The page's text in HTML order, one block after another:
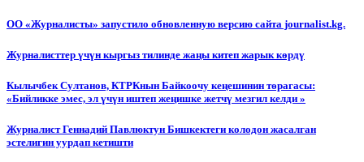
ОО «Журналисты» запустило обновленную версию сайта journalist.kg.
Журналисттер үчүн кыргыз тилинде жаңы китеп жарык көрдү
Кылычбек Султанов, КТРКнын Байкоочу кеңешинин төрагасы:
«Бийликке эмес, эл үчүн иштеп жеңишке жетчү мезгил келди »
Журналист Геннадий Павлюктун Бишкектеги колодон жасалган
эстелигин уурдап кетишти